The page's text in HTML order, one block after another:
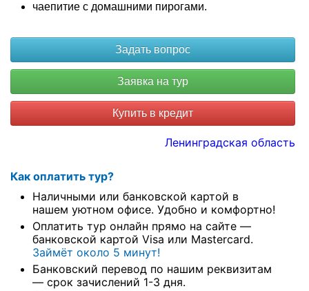
чаепитие с домашними пирогами.
Купить в кредит
Ленинградская область
Как оплатить тур?
Наличными или банковской картой в
нашем уютном офисе. Удобно и комфортно!
Оплатить тур онлайн прямо на сайте —
банковской картой Visa или Mastercard.
Займёт около 5 минут!
Банковский перевод по нашим реквизитам
— срок зачислений 1-3 дня.